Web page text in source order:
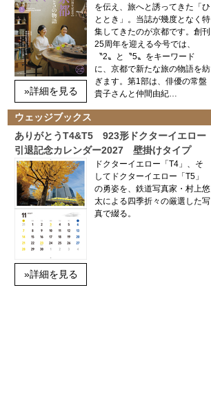
»詳細を見る
を伝え、旅へと誘ってきた「ひ
ととき」。当誌が幾度となく特
集してきたのが京都です。創刊
25周年を迎える今号では、
〝2〟と〝5〟をキーワード
に、京都で新たな旅の物語を紡
ぎます。第1部は、俳優の常盤
貴子さんと仲間由紀…
ウェッジブックス
ありがとうT4&T5 923形ドクターイエロー
引退記念カレンダー2027 壁掛けタイプ
»詳細を見る
ドクターイエロー「T4」、そ
してドクターイエロー「T5」
の勇姿を、鉄道写真家・村上悠
太による四季折々の厳選した写
真で綴る。